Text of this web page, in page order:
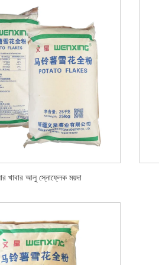
খাবার আলু স্নোফ্লেক ময়দা